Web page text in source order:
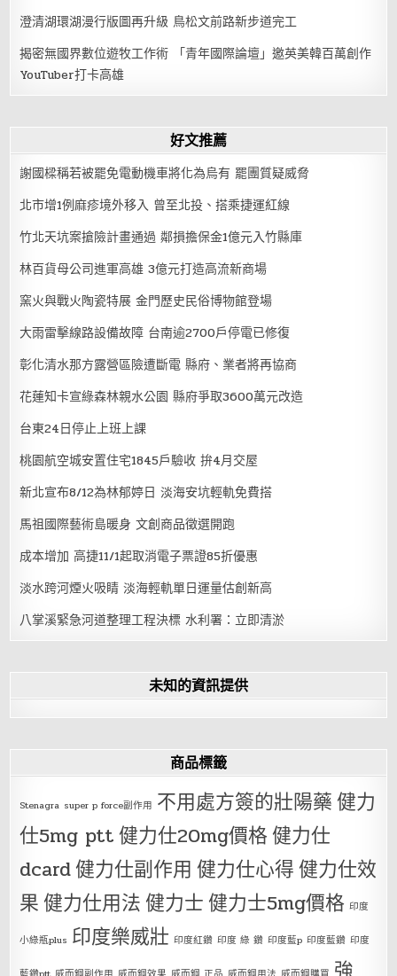
澄清湖環湖漫行版圖再升級 鳥松文前路新步道完工
揭密無國界數位遊牧工作術 「青年國際論壇」邀英美韓百萬創作
YouTuber打卡高雄
好文推薦
謝國樑稱若被罷免電動機車將化為烏有 罷團質疑威脅
北市增1例麻疹境外移入 曾至北投、搭乘捷運紅線
竹北天坑案搶險計畫通過 鄰損擔保金1億元入竹縣庫
林百貨母公司進軍高雄 3億元打造高流新商場
窯火與戰火陶瓷特展 金門歷史民俗博物館登場
大雨雷擊線路設備故障 台南逾2700戶停電已修復
彰化清水那方露營區險遭斷電 縣府、業者將再協商
花蓮知卡宣綠森林親水公園 縣府爭取3600萬元改造
台東24日停止上班上課
桃園航空城安置住宅1845戶驗收 拚4月交屋
新北宣布8/12為林郁婷日 淡海安坑輕軌免費搭
馬祖國際藝術島暖身 文創商品徵選開跑
成本增加 高捷11/1起取消電子票證85折優惠
淡水跨河煙火吸睛 淡海輕軌單日運量估創新高
八掌溪緊急河道整理工程決標 水利署：立即清淤
未知的資訊提供
商品標籤
Stenagra super p force副作用 不用處方簽的壯陽藥健力
仕5mg ptt健力仕20mg價格健力仕
dcard健力仕副作用 健力仕心得健力仕效
果健力仕用法健力士健力士5mg價格 印度
小綠瓶plus 印度樂威壯 印度紅鑽 印度 綠 鑽 印度藍p 印度藍鑽 印度